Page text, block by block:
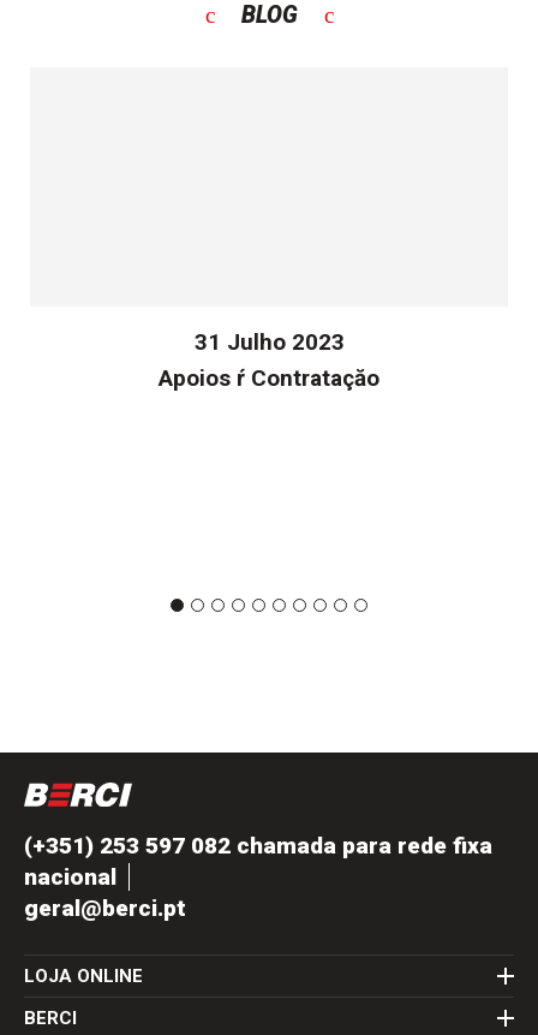
BLOG
31 Julho 2023
Apoios ŕ Contrataçăo
(+351) 253 597 082 chamada para rede fixa
nacional
geral@berci.pt
LOJA ONLINE
BERCI